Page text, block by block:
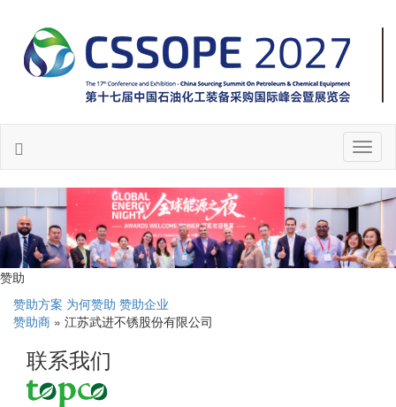
赞助
赞助方案 为何赞助 赞助企业
赞助商 » 江苏武进不锈股份有限公司
联系我们